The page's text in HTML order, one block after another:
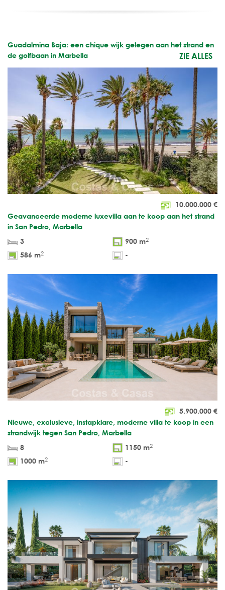
Guadalmina Baja: een chique wijk gelegen aan het strand en
de golfbaan in Marbella
ZIE ALLES
10.000.000 €
Geavanceerde moderne luxevilla aan te koop aan het strand
in San Pedro, Marbella
3
900 m2
586 m2 -
5.900.000 €
Nieuwe, exclusieve, instapklare, moderne villa te koop in een
strandwijk tegen San Pedro, Marbella
8
1150 m2
1000 m2 -